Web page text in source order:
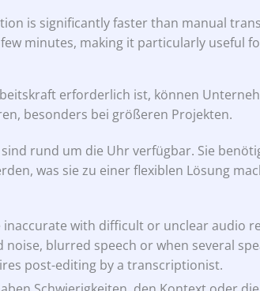
is significantly faster than manual
minutes, making it particularly useful
erforderlich ist, können
besonders bei größeren Projekten.
rund um die Uhr verfügbar. Sie
was sie zu einer flexiblen Lösung
with difficult or unclear audio
blurred speech or when several
post-editing by a transcriptionist.